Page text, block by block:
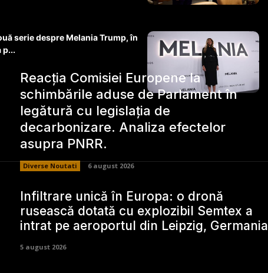
serie despre Melania Trump, în
p...
Reacția Comisiei Europene la
schimbările aduse de Parlament în
legătură cu legislația de
decarbonizare. Analiza efectelor
asupra PNRR.
Diverse Noutati 6 august 2026
Infiltrare unică în Europa: o dronă
rusească dotată cu explozibil Semtex a
intrat pe aeroportul din Leipzig, Germania
5 august 2026